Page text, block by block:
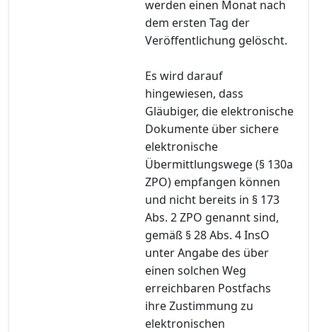
werden einen Monat nach
dem ersten Tag der
Veröffentlichung gelöscht.
Es wird darauf
hingewiesen, dass
Gläubiger, die elektronische
Dokumente über sichere
elektronische
Übermittlungswege (§ 130a
ZPO) empfangen können
und nicht bereits in § 173
Abs. 2 ZPO genannt sind,
gemäß § 28 Abs. 4 InsO
unter Angabe des über
einen solchen Weg
erreichbaren Postfachs
ihre Zustimmung zu
elektronischen